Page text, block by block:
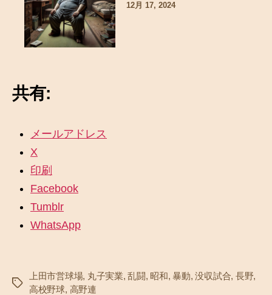
12月 17, 2024
共有:
メールアドレス
X
印刷
Facebook
Tumblr
WhatsApp
タ
上田市営球場, 丸子実業,乱闘, 昭和,暴動,没収試合, 長野,
高校野球, 高野連